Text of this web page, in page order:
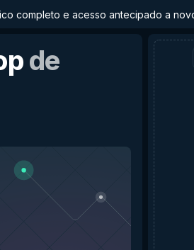
completo e acesso antecipado a
de